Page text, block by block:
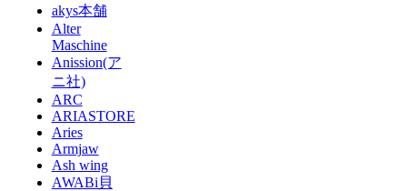
akys本舗
Alter
Maschine
Anission(ア
ニ社)
ARC
ARIASTORE
Aries
Armjaw
Ash wing
AWABi貝